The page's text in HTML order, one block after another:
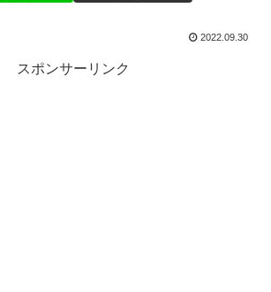
2022.09.30
スポンサーリンク